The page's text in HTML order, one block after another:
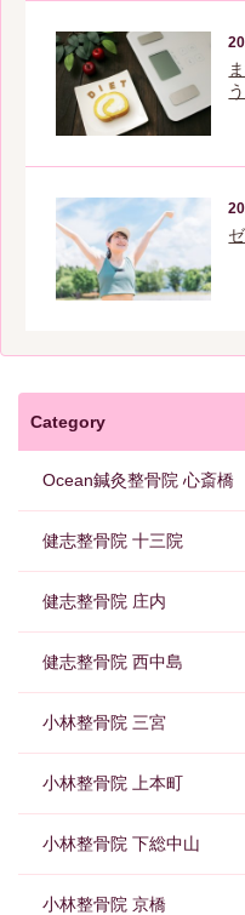
Category
Ocean鍼灸整骨院 心斎橋
健志整骨院 十三院
健志整骨院 庄内
健志整骨院 西中島
小林整骨院 三宮
小林整骨院 上本町
小林整骨院 下総中山
小林整骨院 京橋